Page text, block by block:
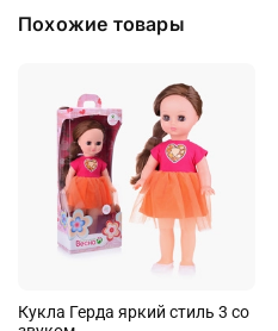
Похожие товары
Кукла Герда яркий стиль 3 со